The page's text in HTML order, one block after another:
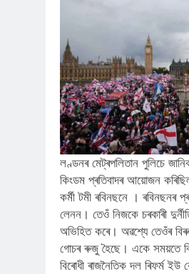
লণ্ডনৰ মেট্ৰপলিতান পুলিচে
কিংডম প্ৰতিবাদৰ আয়োজন
কৰ্মী টমী ৰবিনছনে । ৰবিনছনৰ
লেনন। তেওঁ নিজকে চৰকাৰী
অভিহিত কৰে। অৱশ্যে তেওঁৰ
গোচৰ ৰুজু হৈছে। একে সময়তে
বিৰোধী ৰাজনৈতিক দল ৰিফৰ্ম ইউ